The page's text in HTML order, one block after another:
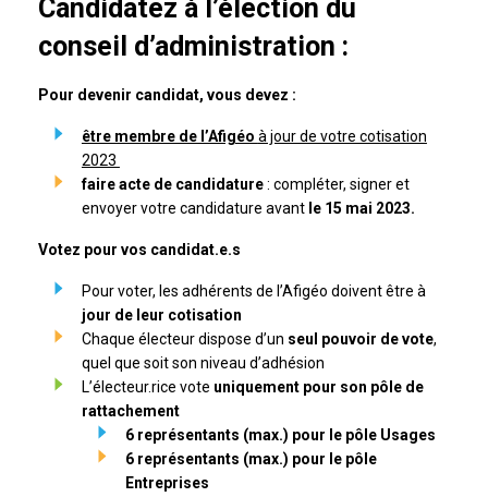
Candidatez à l’élection du
conseil d’administration :
Pour devenir candidat, vous devez :
être membre de l’Afigéo à jour de votre cotisation
2023
faire acte de candidature: compléter, signer et
envoyer votre candidature avant le 15 mai 2023.
Votez pour vos candidat.e.s
Pour voter, les adhérents de l’Afigéo doivent être à
jour de leur cotisation
Chaque électeur dispose d’un seul pouvoir de vote,
quel que soit son niveau d’adhésion
L’électeur.rice vote uniquement pour son pôle de
rattachement
6 représentants (max.) pour le pôle Usages
6 représentants (max.) pour le pôle
Entreprises